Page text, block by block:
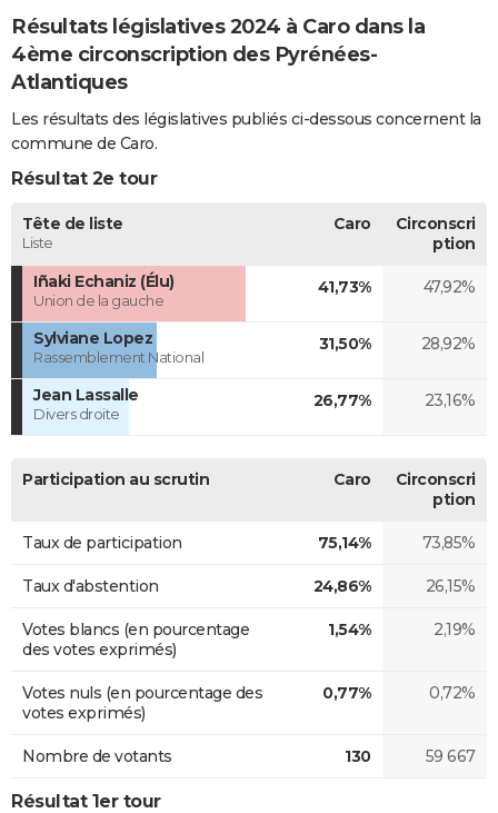
Résultats législatives 2024 à Caro dans la
4ème circonscription des Pyrénées-
Atlantiques
Les résultats des législatives publiés ci-dessous concernent la
commune de Caro.
Résultat 2e tour
Tête de liste
Liste
Caro
Circonscri
ption
Iñaki Echaniz (Élu)
Union de la gauche
41,73% 47,92%
Sylviane Lopez
Rassemblement National
31,50% 28,92%
Jean Lassalle
Divers droite
26,77% 23,16%
Participation au scrutin Caro
Circonscri
ption
Taux de participation 75,14% 73,85%
Taux d'abstention 24,86% 26,15%
Votes blancs (en pourcentage
des votes exprimés)
1,54% 2,19%
Votes nuls (en pourcentage des
votes exprimés)
0,77% 0,72%
Nombre de votants 130 59 667
Résultat 1er tour